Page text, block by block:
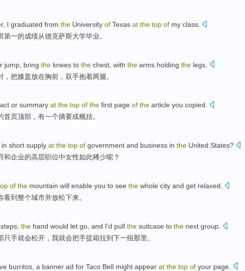
, I graduated from the University of Texas at the top of my class
第一的成绩从德克萨斯大学毕业。
jump bring the knees to the chest with the arms holding the legs
， 把膝盖放在胸前 ， 双手抱着两腿。
or summary at the top of the first page of the article you copied.
首页顶部 ， 有一个摘要或概括。
in short supply at the top of government and business in the United States?
和企业的高层职位中女性如此稀少呢？
of the mountain will enable you to see the whole city and get relaxed
看到整个城市并放松下来。
steps the hand would let go , and I'd pull the suitcase to the next group
只手就会松开 ， 我就会把手提箱拉到下一组那里。
burritos a banner ad for Taco Bell might appear at the top of your page